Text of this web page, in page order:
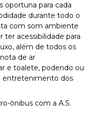
oportuna para cada
durante todo o
com som ambiente
ter acessibilidade para
além de todos os
de ar
e toalete, podendo ou
entretenimento dos
ônibus com a A.S.